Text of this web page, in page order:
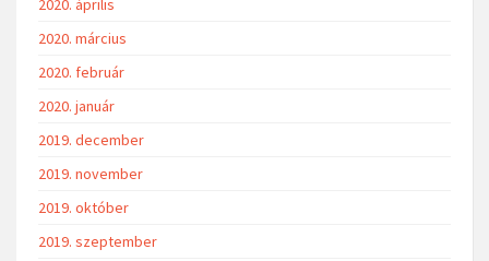
2020. április
2020. március
2020. február
2020. január
2019. december
2019. november
2019. október
2019. szeptember